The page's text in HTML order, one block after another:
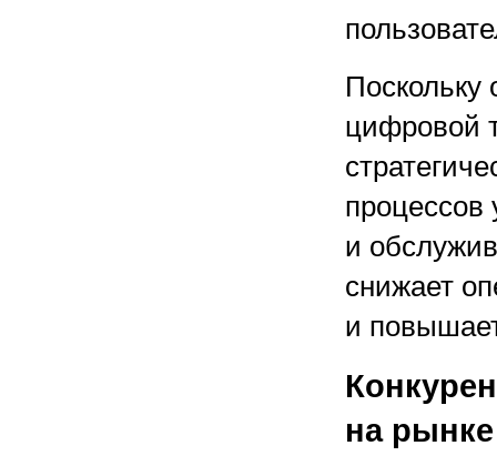
Поскольку
цифровой
и
снижает
и
на